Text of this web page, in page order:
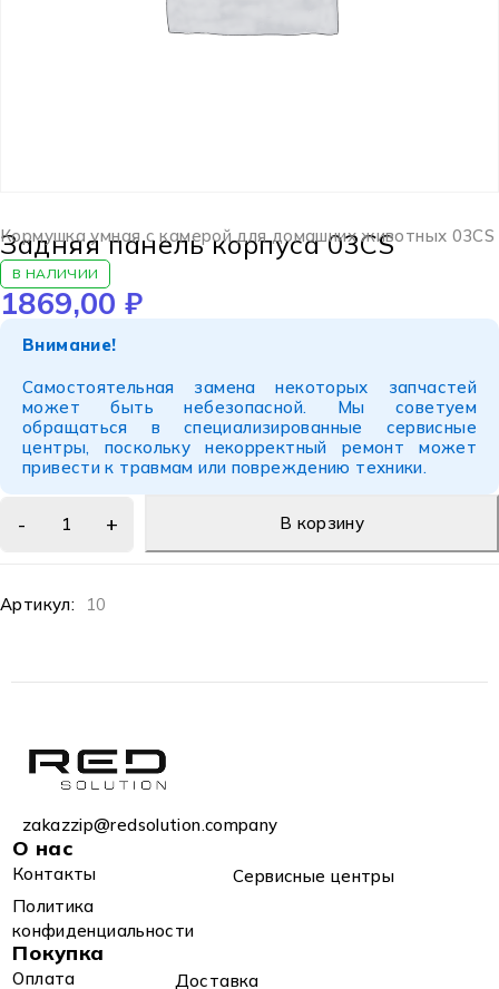
Кормушка умная с камерой для домашних животных 03CS
Задняя панель корпуса 03CS
В НАЛИЧИИ
1869,00 ₽
Внимание!
Самостоятельная замена некоторых запчастей
может быть небезопасной. Мы советуем
обращаться в специализированные сервисные
центры, поскольку некорректный ремонт может
привести к травмам или повреждению техники.
В корзину
Артикул: 10
zakazzip@redsolution.company
О нас
Контакты
Сервисные центры
Политика
конфиденциальности
Покупка
Оплата Доставка